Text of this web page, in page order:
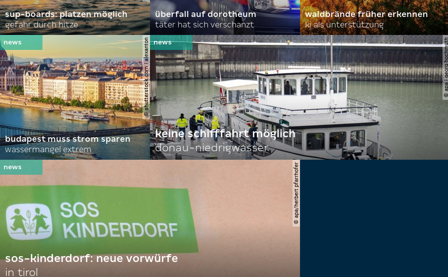
sup-boards: platzen möglich
gefahr durch hitze
überfall auf dorotheum
täter hat sich verschanzt
waldbrände früher erkennen
ki als unterstützung
© shutterstock.com | alexanton
budapest muss strom sparen
wassermangel extrem
© apa |
keine schifffahrt möglich
donau-niedrigwasser
© apa/herbert pfarrhofer
sos-kinderdorf: neue vorwürfe
in tirol